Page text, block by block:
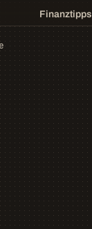
Finanztipps